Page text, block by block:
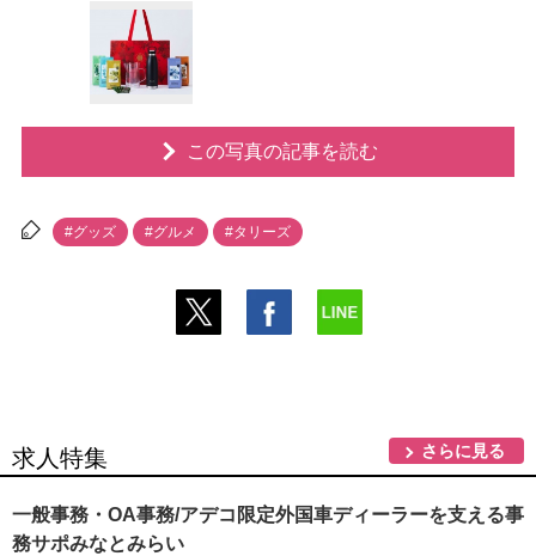
この写真の記事を読む
#グッズ #グルメ #タリーズ
求人特集 さらに見る
一般事務・OA事務/アデコ限定外国車ディーラーを支える事
務サポみなとみらい